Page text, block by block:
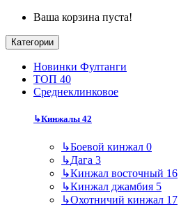
Ваша корзина пуста!
Категории
Новинки Фултанги
ТОП 40
Среднеклинковое
↳Кинжалы 42
↳Боевой кинжал 0
↳Дага 3
↳Кинжал восточный 16
↳Кинжал джамбия 5
↳Охотничий кинжал 17